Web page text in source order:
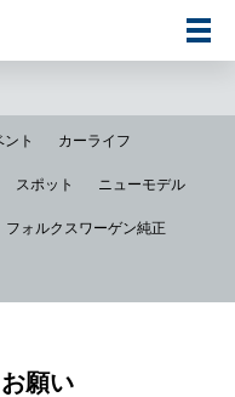
ント カーライフ
スポット ニューモデル
フォルクスワーゲン純正
願い